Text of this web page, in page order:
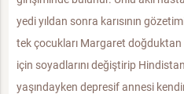
yedi yıldan sonra karısının
tek çocukları Margaret
için soyadlarını değiştirip
yaşındayken depresif annesi